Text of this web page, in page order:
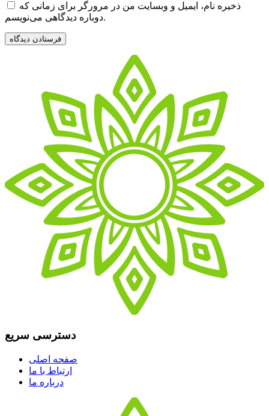
ذخیره نام، ایمیل و وبسایت من در مرورگر برای زمانی که
دوباره دیدگاهی می‌نویسم.
دسترسی سریع
صفحه اصلی
ارتباط با ما
درباره ما